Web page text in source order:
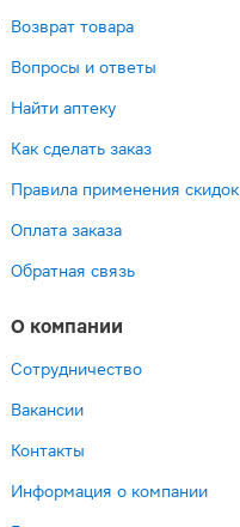
Возврат товара
Вопросы и ответы
Найти аптеку
Как сделать заказ
Правила применения скидок
Оплата заказа
Обратная связь
О компании
Сотрудничество
Вакансии
Контакты
Информация о компании